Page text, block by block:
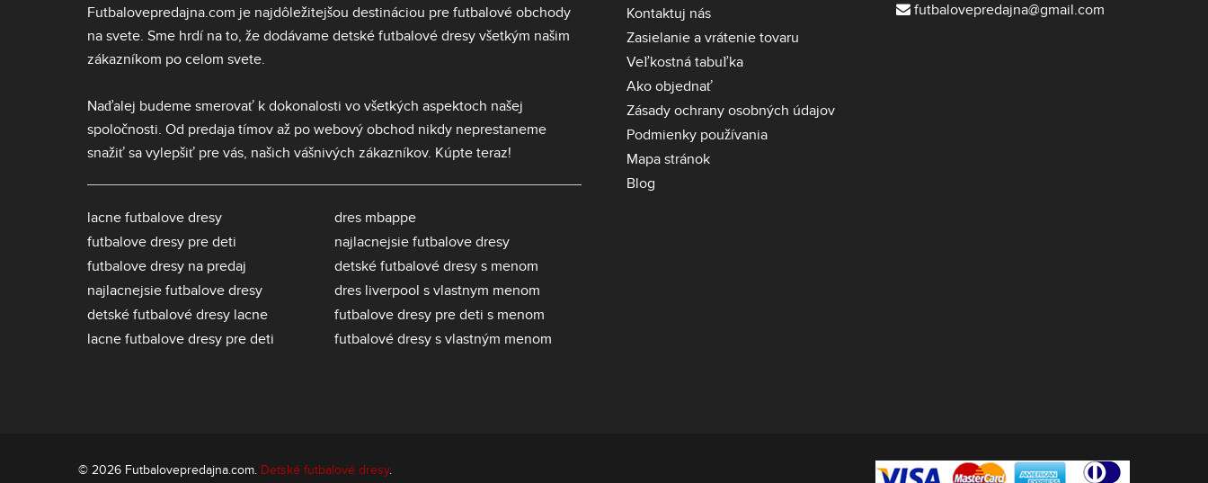
Futbalovepredajna.com je najdôležitejšou destináciou pre futbalové obchody
na svete. Sme hrdí na to, že dodávame detské futbalové dresy všetkým našim
zákazníkom po celom svete.
Naďalej budeme smerovať k dokonalosti vo všetkých aspektoch našej
spoločnosti. Od predaja tímov až po webový obchod nikdy neprestaneme
snažiť sa vylepšiť pre vás, našich vášnivých zákazníkov. Kúpte teraz!
lacne futbalove dresy
futbalove dresy pre deti
futbalove dresy na predaj
najlacnejsie futbalove dresy
detské futbalové dresy lacne
lacne futbalove dresy pre deti
dres mbappe
najlacnejsie futbalove dresy
detské futbalové dresy s menom
dres liverpool s vlastnym menom
futbalove dresy pre deti s menom
futbalové dresy s vlastným menom
Kontaktuj nás
Zasielanie a vrátenie tovaru
Veľkostná tabuľka
Ako objednať
Zásady ochrany osobných údajov
Podmienky používania
Mapa stránok
Blog
futbalovepredajna@gmail.com
© 2026 Futbalovepredajna.com. Detské futbalové dresy.